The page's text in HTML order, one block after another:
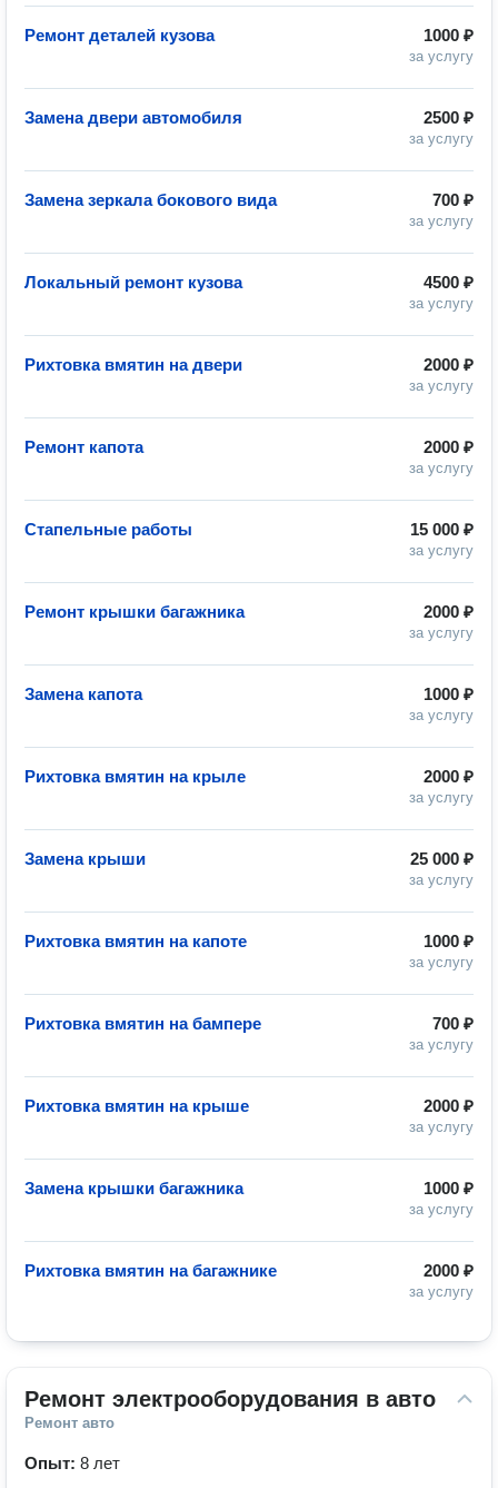
1000 ₽
за услугу
Ремонт деталей кузова
2500 ₽
за услугу
Замена двери автомобиля
700 ₽
за услугу
Замена зеркала бокового вида
4500 ₽
за услугу
Локальный ремонт кузова
2000 ₽
за услугу
Рихтовка вмятин на двери
2000 ₽
за услугу
Ремонт капота
15 000 ₽
за услугу
Стапельные работы
2000 ₽
за услугу
Ремонт крышки багажника
1000 ₽
за услугу
Замена капота
2000 ₽
за услугу
Рихтовка вмятин на крыле
25 000 ₽
за услугу
Замена крыши
1000 ₽
за услугу
Рихтовка вмятин на капоте
700 ₽
за услугу
Рихтовка вмятин на бампере
2000 ₽
за услугу
Рихтовка вмятин на крыше
1000 ₽
за услугу
Замена крышки багажника
2000 ₽
за услугу
Рихтовка вмятин на багажнике
Ремонт электрооборудования в авто
Ремонт авто
Опыт: 8 лет